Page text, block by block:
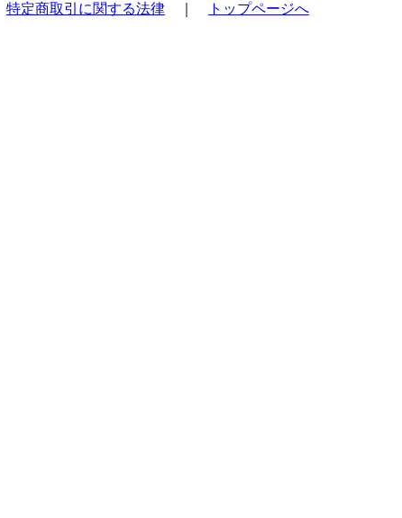
特定商取引に関する法律 トップページへ